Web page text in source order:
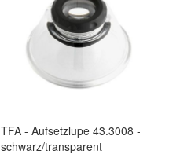
TFA - Aufsetzlupe 43.3008 -
schwarz/transparent